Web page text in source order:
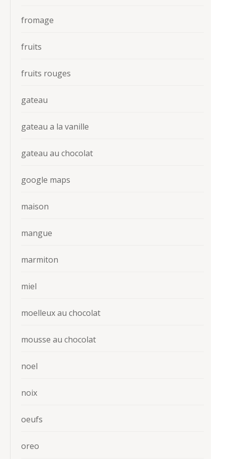
fromage
fruits
fruits rouges
gateau
gateau a la vanille
gateau au chocolat
google maps
maison
mangue
marmiton
miel
moelleux au chocolat
mousse au chocolat
noel
noix
oeufs
oreo